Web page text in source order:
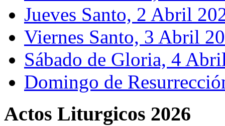
Jueves Santo, 2 Abril
Viernes Santo, 3 Abril
Sábado de Gloria, 4
Domingo de
Actos Liturgicos 2026